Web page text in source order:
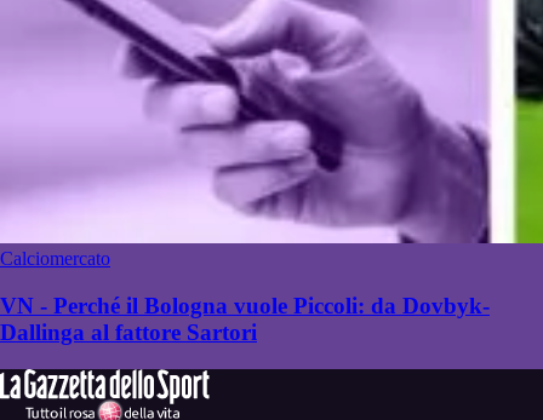
Calciomercato
VN - Perché il Bologna vuole Piccoli: da Dovbyk-
Dallinga al fattore Sartori